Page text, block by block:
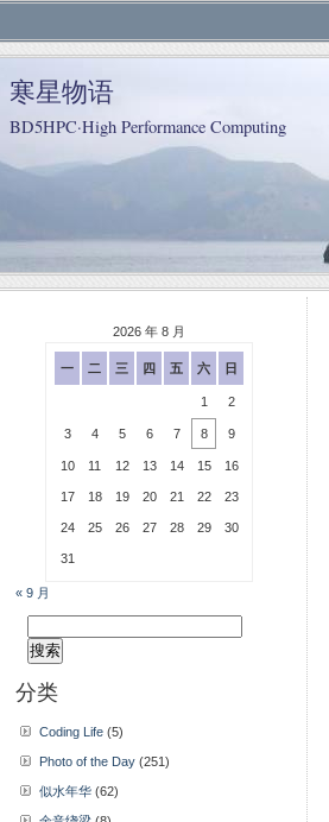
寒星物语
BD5HPC·High Performance Computing
2026 年 8 月
一 二 三 四 五 六 日
1 2
3 4 5 6 7 8 9
10 11 12 13 14 15 16
17 18 19 20 21 22 23
24 25 26 27 28 29 30
31
« 9 月
索：
分类
Coding Life (5)
Photo of the Day (251)
似水年华 (62)